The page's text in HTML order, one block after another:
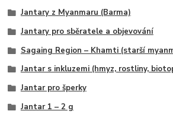
Jantary z Myanmaru (Barma)
Jantary pro sběratele a objevování
Sagaing Region – Khamti (starší
Jantar s inkluzemi (hmyz, rostliny,
Jantar pro šperky
Jantar 1 – 2 g